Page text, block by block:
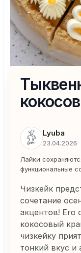
Lyuba
23.04.2026
Лайки
функциональные
Чизкейк
сочетание
акцентов! Его
кокосовый
чизкейку
тонкий вкус и